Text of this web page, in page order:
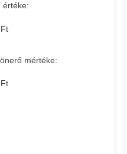
értéke:
mértéke: